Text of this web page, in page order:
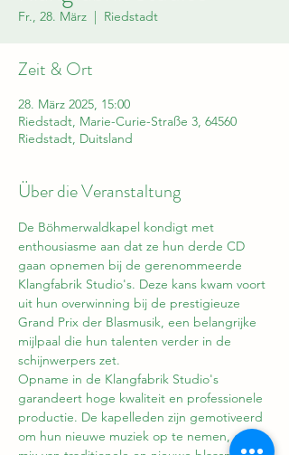
Fr., 28. März
  |
Riedstadt
Zeit & Ort
28. März 2025, 15:00
Riedstadt, Marie-Curie-Straße 3, 64560
Riedstadt, Duitsland
Über die Veranstaltung
De Böhmerwaldkapel kondigt met
enthousiasme aan dat ze hun derde CD
gaan opnemen bij de gerenommeerde
Klangfabrik Studio's. Deze kans kwam voort
uit hun overwinning bij de prestigieuze
Grand Prix der Blasmusik, een belangrijke
mijlpaal die hun talenten verder in de
schijnwerpers zet.
Opname in de Klangfabrik Studio's
garandeert hoge kwaliteit en professionele
productie. De kapelleden zijn gemotiveerd
om hun nieuwe muziek op te nemen, een